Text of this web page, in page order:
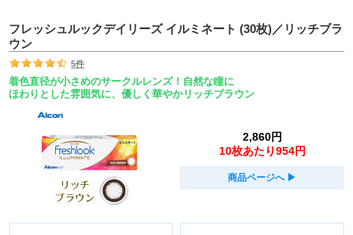
フレッシュルックデイリーズ イルミネート (30枚)／リッチブラ
ウン
5件
着色直径が小さめのサークルレンズ！自然な瞳に
ほわりとした雰囲気に、優しく華やかリッチブラウン
2,860円
10枚あたり954円
商品ページへ ▶︎